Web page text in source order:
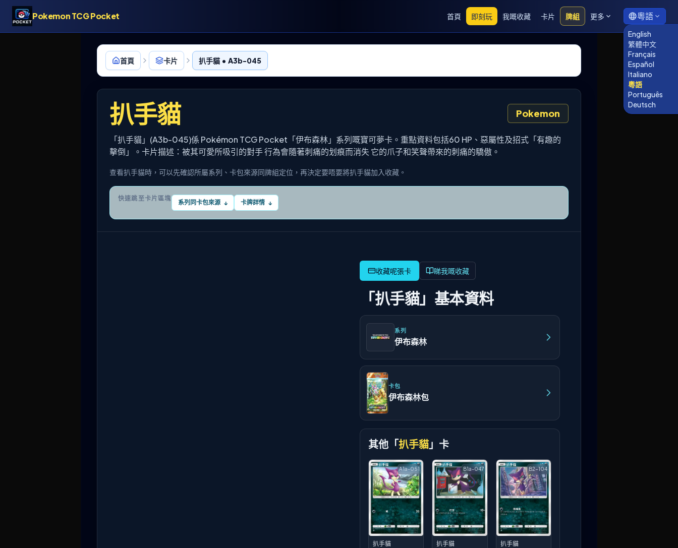
Pokemon TCG Pocket 首頁 即刻玩 我嘅收藏 卡片 牌組 更多 粵語
English
繁體中文
Français
Español
Italiano
粵語
Português
Deutsch
首頁 卡片 扒手貓 • A3b-045
扒手貓 Pokemon
「扒手貓」(A3b-045)係 Pokémon TCG Pocket「伊布森林」系列嘅寶可夢卡。重點資料包括60 HP、惡屬性及招式「有趣的
擊倒」。卡片描述：被其可愛所吸引的對手 行為會隨著刺痛的划痕而消失 它的爪子和笑聲帶來的刺痛的驕傲。
查看扒手貓時，可以先確認所屬系列、卡包來源同牌組定位，再決定要唔要將扒手貓加入收藏。
快速跳至卡片區塊
系列同卡包來源 ↓ 卡牌詳情 ↓
睇我嘅收藏
「扒手貓」基本資料
系列
伊布森林
卡包
伊布森林包
其他「扒手貓 」卡
A1a-051
扒手貓
B1a-047
扒手貓
B2-104
扒手貓